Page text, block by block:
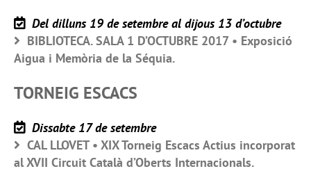
Del dilluns 19 de setembre al dijous 13 d’octubre
BIBLIOTECA. SALA 1 D’OCTUBRE 2017 • Exposició
Aigua i Memòria de la Séquia.
TORNEIG ESCACS
Dissabte 17 de setembre
CAL LLOVET • XIX Torneig Escacs Actius incorporat
al XVII Circuit Català d’Oberts Internacionals.